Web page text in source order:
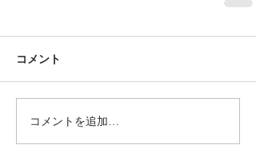
コメント
コメントを追加…